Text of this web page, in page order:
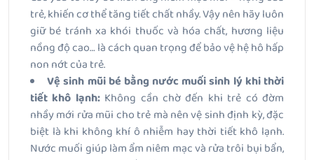
trẻ, khiến cơ thể tăng tiết chất nhầy. Vậy nên hãy luôn
giữ bé tránh xa khói thuốc và hóa chất, hương liệu
nồng độ cao… là cách quan trọng để bảo vệ hệ hô hấp
non nớt của trẻ.
Vệ sinh mũi bé bằng nước muối sinh lý khi thời
tiết khô lạnh: Không cần chờ đến khi trẻ có đờm
nhầy mới rửa mũi cho trẻ mà nên vệ sinh định kỳ, đặc
biệt là khi không khí ô nhiễm hay thời tiết khô lạnh.
Nước muối giúp làm ẩm niêm mạc và rửa trôi bụi bẩn,